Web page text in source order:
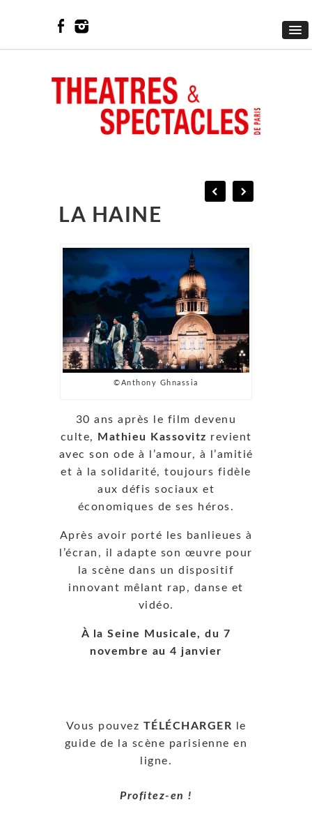
LA HAINE
©Anthony Ghnassia
30 ans après le film devenu
culte,
Mathieu Kassovitz revient
avec son ode à l’amour, à l’amitié
et à la solidarité, toujours fidèle
aux défis sociaux et
économiques de ses héros.
Après avoir porté les banlieues à
l’écran, il adapte son œuvre pour
la scène dans un dispositif
innovant mêlant rap, danse et
vidéo.
À la Seine Musicale, du 7
novembre au 4 janvier
Vous pouvez TÉLÉCHARGER le
guide de la scène parisienne en
ligne.
Profitez-en !